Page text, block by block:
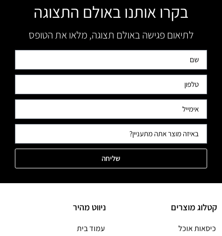
בקרו אותנו באולם התצוגה
לתיאום פגישה באולם תצוגה, מלאו את הטופס
שליחה
קטלוג מוצרים
כיסאות אוכל
ניווט מהיר
עמוד בית